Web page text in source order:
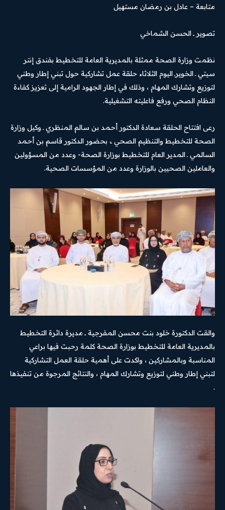
متابعة – عادل بن رمضان مستهيل
تصوير ــ الحسن الشماخي
نظمت وزارة الصحة ممثلة بالمديرية العامة للتخطيط بفندق إنتر
سيتي ـ الخويرـ اليوم الثلاثاء حلقة عمل تشاركية حول تبني إطار وطني
لتوزيع وتشارك المهام ، وذلك في إطار الجهود الرامية إلى تعزيز كفاءة
النظام الصحي ورفع فاعليته التشغيلية.
رعى افتتاح الحلقة سعادة الدكتور أحمد بن سالم المنظري ـ وكيل وزارة
الصحة للتخطيط والتنظيم الصحي ـ، بحضور الدكتور قاسم بن أحمد
السالمي ـ المدير العام للتخطيط بوزارة الصحة- وعدد من المسؤولين
والعاملين الصحيين بالوزارة وعدد من المؤسسات الصحية.
والقت الدكتورة خلود بنت محسن المفرجية ــ مديرة دائرة التخطيط
بالمديرية العامة للتخطيط بوزارة الصحة كلمة رحبت فيها براعي
المناسبة وبالمشاركين ، واكدت على أهمية حلقة العمل التشاركية
لتبني إطار وطني لتوزيع وتشارك المهام ، والنتائج المرجوة من تنفيذها
.